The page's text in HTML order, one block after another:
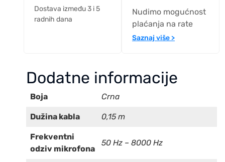
Dostava između 3 i 5
radnih dana
Nudimo mogućnost
plaćanja na rate
Saznaj više >
Dodatne informacije
Boja Crna
Dužina kabla 0,15 m
Frekventni
odziv mikrofona
50 Hz – 8000 Hz